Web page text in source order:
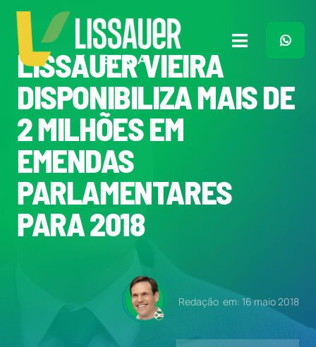
para
conteúdo
Toggle
Home
Plano de Governo
Meu Trabalho
O Que Penso
LISSAUER VIEIRA
DISPONIBILIZA MAIS DE
2 MILHÕES EM
EMENDAS
PARLAMENTARES
PARA 2018
Redação em: 16 maio 2018